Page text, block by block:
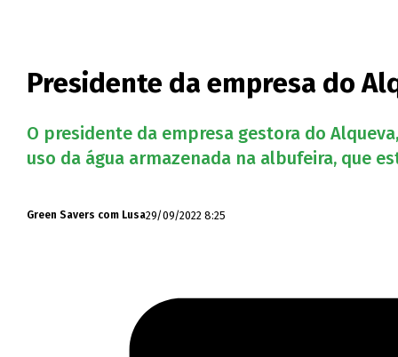
Presidente da empresa do
O presidente da empresa gestora do
uso da água armazenada na albufeira, que
Green Savers com Lusa29/09/2022 8:25